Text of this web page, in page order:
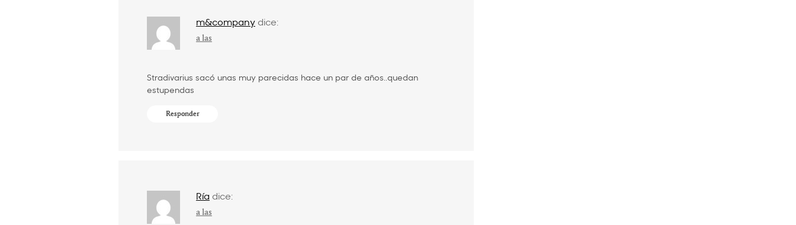
m&companydice:
a las
Stradivarius sacó unas muy parecidas hace un par de años..quedan
estupendas
Responder
Ría dice:
a las